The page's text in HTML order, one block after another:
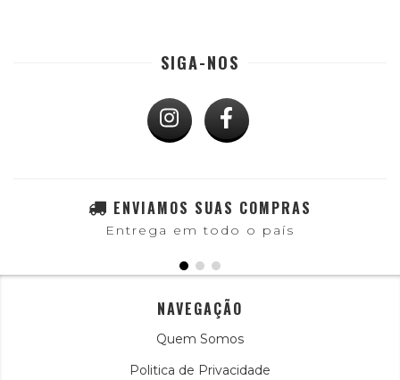
SIGA-NOS
ENVIAMOS SUAS COMPRAS
Entrega em todo o país
NAVEGAÇÃO
Quem Somos
Politica de Privacidade